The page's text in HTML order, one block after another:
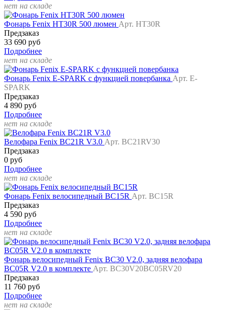
нет на складе
Фонарь Fenix HT30R 500 люмен Арт. HT30R
Предзаказ
33 690 руб
Подробнее
нет на складе
Фонарь Fenix E-SPARK с функцией повербанка Арт. E-
SPARK
Предзаказ
4 890 руб
Подробнее
нет на складе
Велофара Fenix BC21R V3.0 Арт. BC21RV30
Предзаказ
0 руб
Подробнее
нет на складе
Фонарь Fenix велосипедный BC15R Арт. BC15R
Предзаказ
4 590 руб
Подробнее
нет на складе
Фонарь велосипедный Fenix BC30 V2.0, задняя велофара
BC05R V2.0 в комплекте Арт. BC30V20BC05RV20
Предзаказ
11 760 руб
Подробнее
нет на складе